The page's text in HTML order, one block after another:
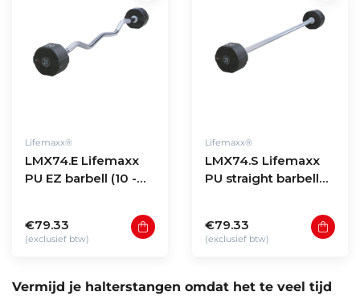
Lifemaxx®
LMX74.E Lifemaxx
PU EZ barbell (10 -
€79.33
(exclusief btw)
Lifemaxx®
LMX74.S Lifemaxx
PU straight barbell
€79.33
(exclusief btw)
Vermijd je halterstangen omdat het te veel tijd